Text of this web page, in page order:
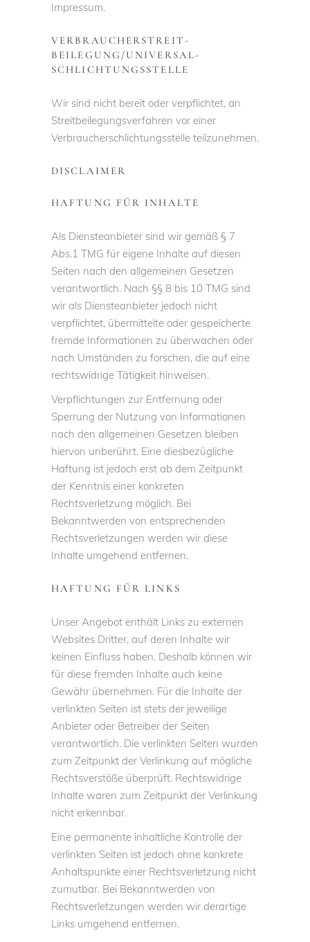
Impressum.
VERBRAUCHER­STREIT­
BEILEGUNG/UNIVERSAL­
SCHLICHTUNGS­STELLE
Wir sind nicht bereit oder verpflichtet, an
Streitbeilegungsverfahren vor einer
Verbraucherschlichtungsstelle teilzunehmen.
DISCLAIMER
HAFTUNG FÜR INHALTE
Als Diensteanbieter sind wir gemäß § 7
Abs.1 TMG für eigene Inhalte auf diesen
Seiten nach den allgemeinen Gesetzen
verantwortlich. Nach §§ 8 bis 10 TMG sind
wir als Diensteanbieter jedoch nicht
verpflichtet, übermittelte oder gespeicherte
fremde Informationen zu überwachen oder
nach Umständen zu forschen, die auf eine
rechtswidrige Tätigkeit hinweisen.
Verpflichtungen zur Entfernung oder
Sperrung der Nutzung von Informationen
nach den allgemeinen Gesetzen bleiben
hiervon unberührt. Eine diesbezügliche
Haftung ist jedoch erst ab dem Zeitpunkt
der Kenntnis einer konkreten
Rechtsverletzung möglich. Bei
Bekanntwerden von entsprechenden
Rechtsverletzungen werden wir diese
Inhalte umgehend entfernen.
HAFTUNG FÜR LINKS
Unser Angebot enthält Links zu externen
Websites Dritter, auf deren Inhalte wir
keinen Einfluss haben. Deshalb können wir
für diese fremden Inhalte auch keine
Gewähr übernehmen. Für die Inhalte der
verlinkten Seiten ist stets der jeweilige
Anbieter oder Betreiber der Seiten
verantwortlich. Die verlinkten Seiten wurden
zum Zeitpunkt der Verlinkung auf mögliche
Rechtsverstöße überprüft. Rechtswidrige
Inhalte waren zum Zeitpunkt der Verlinkung
nicht erkennbar.
Eine permanente inhaltliche Kontrolle der
verlinkten Seiten ist jedoch ohne konkrete
Anhaltspunkte einer Rechtsverletzung nicht
zumutbar. Bei Bekanntwerden von
Rechtsverletzungen werden wir derartige
Links umgehend entfernen.